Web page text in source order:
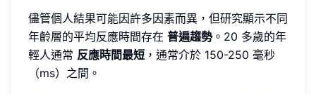
儘管個人結果可能因許多因素而異，但研究顯示不同
年齡層的平均反應時間存在 普遍趨勢。20 多歲的年
輕人通常 反應時間最短 ，通常介於 150-250 毫秒
（ms）之間。